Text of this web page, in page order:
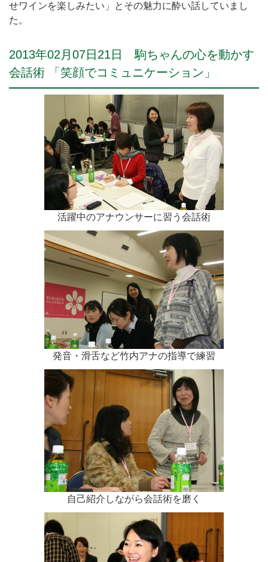
せワインを楽しみたい」とその魅力に酔い話していまし
た。
2013年02月07日21日 駒ちゃんの心を動かす
会話術 「笑顔でコミュニケーション」
活躍中のアナウンサーに習う会話術
発音・滑舌など竹内アナの指導で練習
自己紹介しながら会話術を磨く